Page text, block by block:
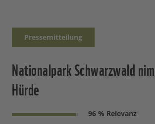
Pressemitteilung
Nationalpark Schwarzwald
Hürde
96 % Relevanz